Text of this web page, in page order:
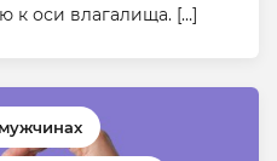
к оси влагалища. […]